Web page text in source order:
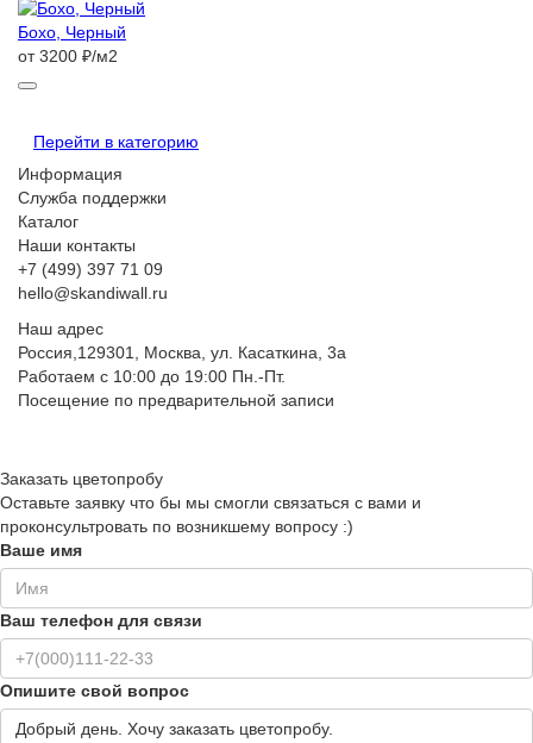
Бохо, Черный
от 3200 ₽/м2
Перейти в категорию
Информация
Служба поддержки
Каталог
Наши контакты
+7 (499) 397 71 09
hello@skandiwall.ru
Наш адрес
Россия,129301, Москва, ул. Касаткина, 3а
Работаем с 10:00 до 19:00 Пн.-Пт.
Посещение по предварительной записи
Заказать цветопробу
Оставьте заявку что бы мы смогли связаться с вами и
проконсультровать по возникшему вопросу :)
Ваше имя
Ваш телефон для связи
Опишите свой вопрос